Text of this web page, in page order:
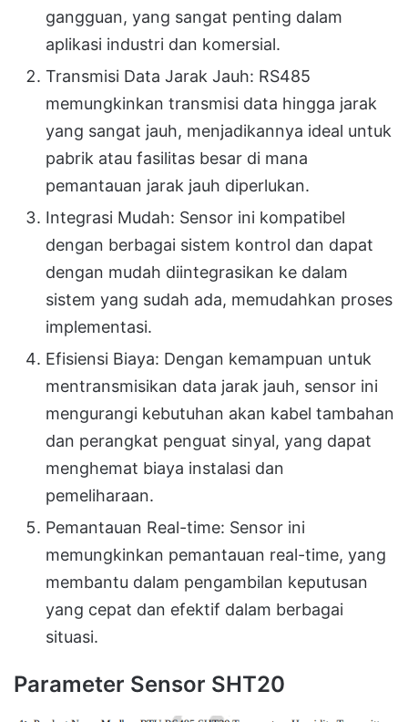
gangguan, yang sangat penting dalam
aplikasi industri dan komersial.
Transmisi Data Jarak Jauh: RS485
memungkinkan transmisi data hingga jarak
yang sangat jauh, menjadikannya ideal untuk
pabrik atau fasilitas besar di mana
pemantauan jarak jauh diperlukan.
Integrasi Mudah: Sensor ini kompatibel
dengan berbagai sistem kontrol dan dapat
dengan mudah diintegrasikan ke dalam
sistem yang sudah ada, memudahkan proses
implementasi.
Efisiensi Biaya: Dengan kemampuan untuk
mentransmisikan data jarak jauh, sensor ini
mengurangi kebutuhan akan kabel tambahan
dan perangkat penguat sinyal, yang dapat
menghemat biaya instalasi dan
pemeliharaan.
Pemantauan Real-time: Sensor ini
memungkinkan pemantauan real-time, yang
membantu dalam pengambilan keputusan
yang cepat dan efektif dalam berbagai
situasi.
Parameter Sensor SHT20